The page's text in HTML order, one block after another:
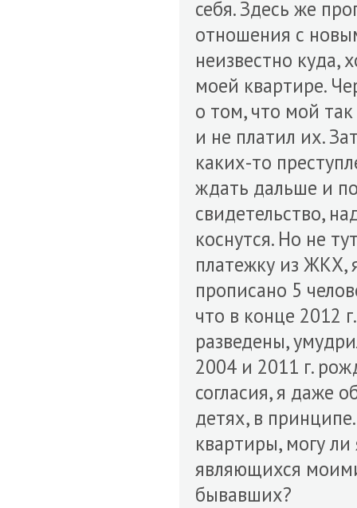
себя. Здесь же
отношения с
неизвестно куда,
моей квартире.
о том, что мой
и не платил их.
каких-то
ждать дальше и
свидетельство,
коснутся. Но не
платежку из ЖКХ,
прописано 5
что в конце 2012
разведены,
2004 и 2011 г.
согласия, я даже
детях, в
квартиры, могу
являющихся
бывавших?